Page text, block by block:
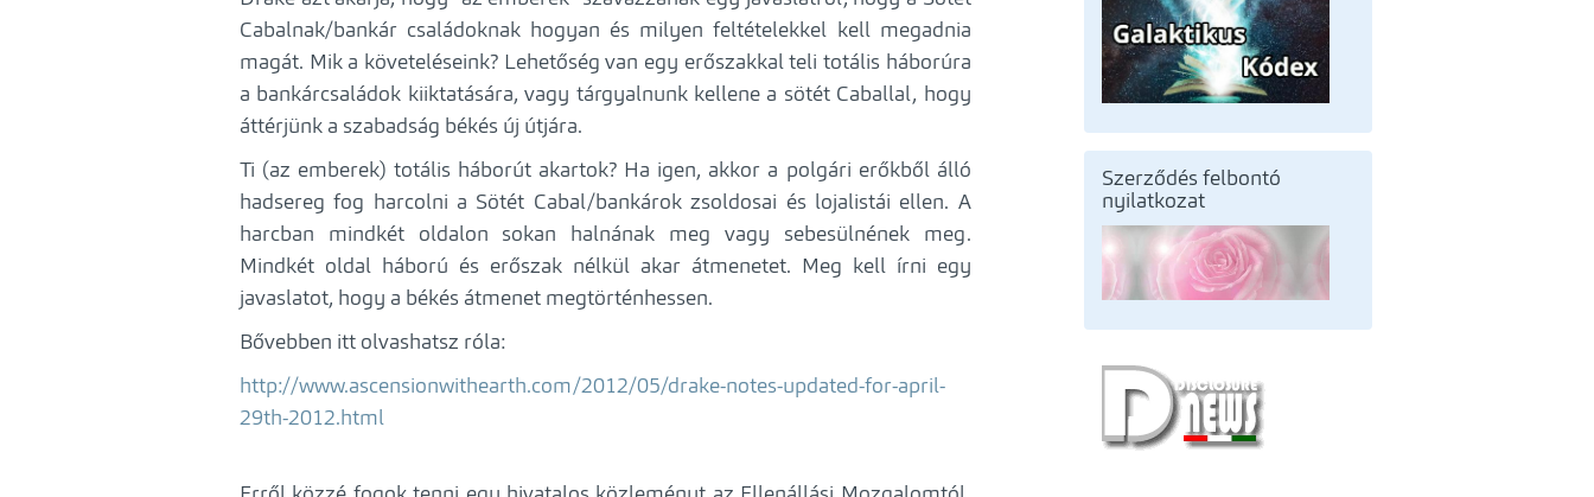
Cabalnak/bankár családoknak hogyan és milyen feltételekkel kell megadnia
magát. Mik a követeléseink? Lehetőség van egy erőszakkal teli totális háborúra
a bankárcsaládok kiiktatására, vagy tárgyalnunk kellene a sötét Caballal, hogy
áttérjünk a szabadság békés új útjára.
Ti (az emberek) totális háborút akartok? Ha igen, akkor a polgári erőkből álló
hadsereg fog harcolni a Sötét Cabal/bankárok zsoldosai és lojalistái ellen. A
harcban mindkét oldalon sokan halnának meg vagy sebesülnének meg.
Mindkét oldal háború és erőszak nélkül akar átmenetet. Meg kell írni egy
javaslatot, hogy a békés átmenet megtörténhessen.
Bővebben itt olvashatsz róla:
http://www.ascensionwithearth.com/2012/05/drake-notes-updated-for-april-
29th-2012.html
Szerződés felbontó
nyilatkozat